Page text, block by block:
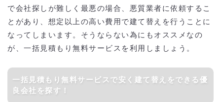
で会社探しが難しく最悪の場合、悪質業者に依頼するこ
とがあり、想定以上の高い費用で建て替えを行うことに
なってしまいます。そうならない為にもオススメなの
が、一括見積もり無料サービスを利用しましょう。
一括見積もり無料サービスで安く建て替えをできる優
良会社を探す！